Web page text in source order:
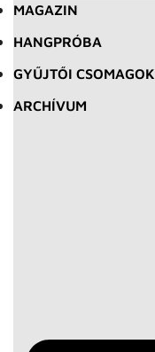
MAGAZIN
HANGPRÓBA
GYŰJTŐI CSOMAGOK
ARCHÍVUM